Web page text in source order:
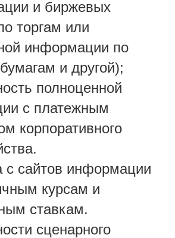
и биржевых
торгам или
информации по
и другой);
полноценной
с платежным
корпоративного
с сайтов информации
курсам и
ставкам.
сценарного